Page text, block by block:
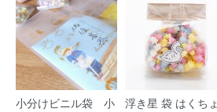
小分けビニル袋 小
浮き星 袋 はくちょ